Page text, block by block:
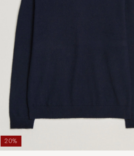
20%